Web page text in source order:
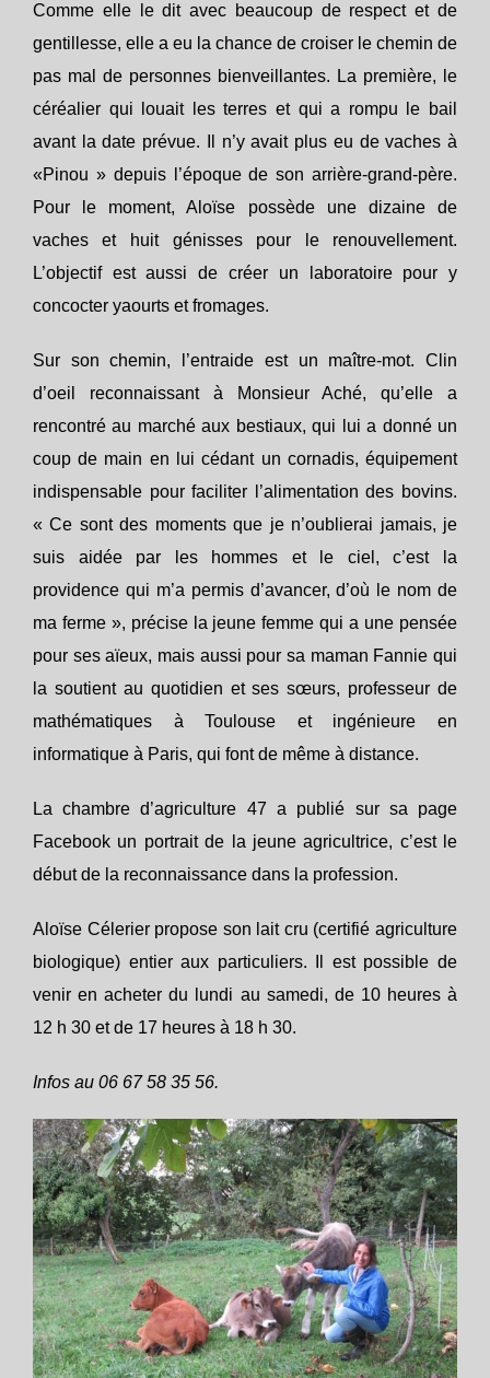
Comme elle le dit avec beaucoup de respect et de
gentillesse, elle a eu la chance de croiser le chemin de
pas mal de personnes bienveillantes. La première, le
céréalier qui louait les terres et qui a rompu le bail
avant la date prévue. Il n’y avait plus eu de vaches à
«Pinou » depuis l’époque de son arrière-grand-père.
Pour le moment, Aloïse possède une dizaine de
vaches et huit génisses pour le renouvellement.
L’objectif est aussi de créer un laboratoire pour y
concocter yaourts et fromages.
Sur son chemin, l’entraide est un maître-mot. Clin
d’oeil reconnaissant à Monsieur Aché, qu’elle a
rencontré au marché aux bestiaux, qui lui a donné un
coup de main en lui cédant un cornadis, équipement
indispensable pour faciliter l’alimentation des bovins.
« Ce sont des moments que je n’oublierai jamais, je
suis aidée par les hommes et le ciel, c’est la
providence qui m’a permis d’avancer, d’où le nom de
ma ferme », précise la jeune femme qui a une pensée
pour ses aïeux, mais aussi pour sa maman Fannie qui
la soutient au quotidien et ses sœurs, professeur de
mathématiques à Toulouse et ingénieure en
informatique à Paris, qui font de même à distance.
La chambre d’agriculture 47 a publié sur sa page
Facebook un portrait de la jeune agricultrice, c’est le
début de la reconnaissance dans la profession.
Aloïse Célerier propose son lait cru (certifié agriculture
biologique) entier aux particuliers. Il est possible de
venir en acheter du lundi au samedi, de 10 heures à
12 h 30 et de 17 heures à 18 h 30.
Infos au 06 67 58 35 56.